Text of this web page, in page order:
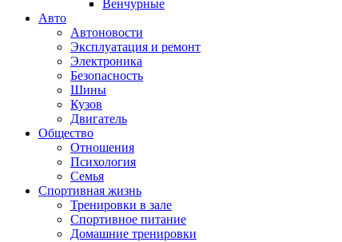
Венчурные
Авто
Автоновости
Эксплуатация и ремонт
Электроника
Безопасность
Шины
Кузов
Двигатель
Общество
Отношения
Психология
Семья
Спортивная жизнь
Тренировки в зале
Спортивное питание
Домашние тренировки